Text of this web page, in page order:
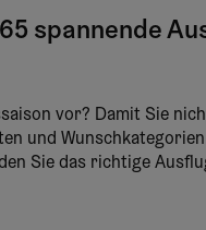
spannende
vor? Damit Sie
und
Sie das richtige